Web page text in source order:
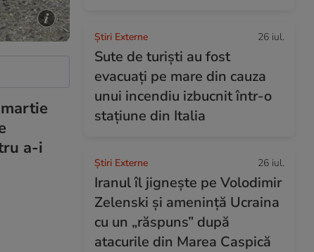
a-i
Știri Externe 26 iul.
Sute de turiști au fost
evacuați pe mare din cauza
unui incendiu izbucnit într-o
stațiune din Italia
Știri Externe 26 iul.
Iranul îl jignește pe Volodimir
Zelenski și amenință Ucraina
cu un „răspuns” după
atacurile din Marea Caspică